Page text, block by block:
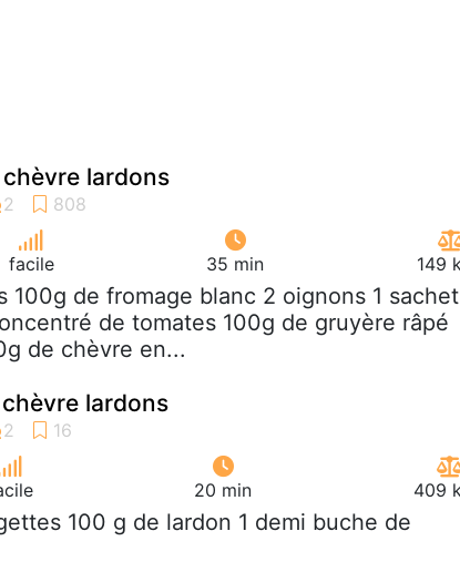
lardons
facile 35 min 149
100g de fromage blanc 2 oignons 1 sachet
de tomates 100g de gruyère râpé
de chèvre en...
lardons
20 min 409
100 g de lardon 1 demi buche de